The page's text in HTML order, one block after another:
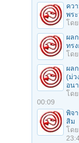
คว
พร
โดย
ผล
ทร
โดย
ผล
(ม่ว
อน
โดย
00:09
พิจ
สิม
โดย